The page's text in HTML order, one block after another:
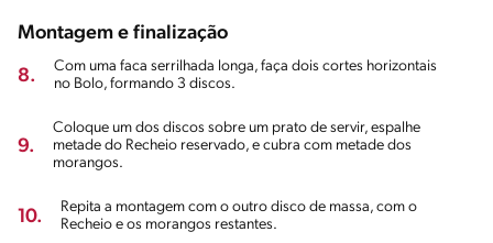
Montagem e finalização
8.
Com uma faca serrilhada longa, faça dois cortes horizontais
no Bolo, formando 3 discos.
9.
Coloque um dos discos sobre um prato de servir, espalhe
metade do Recheio reservado, e cubra com metade dos
morangos.
10.
Repita a montagem com o outro disco de massa, com o
Recheio e os morangos restantes.